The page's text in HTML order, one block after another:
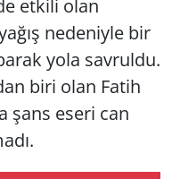
etkili olan
nedeniyle bir
yola savruldu.
biri olan Fatih
şans eseri can